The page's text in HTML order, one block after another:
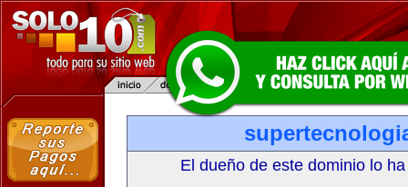
El dueño de este dominio lo